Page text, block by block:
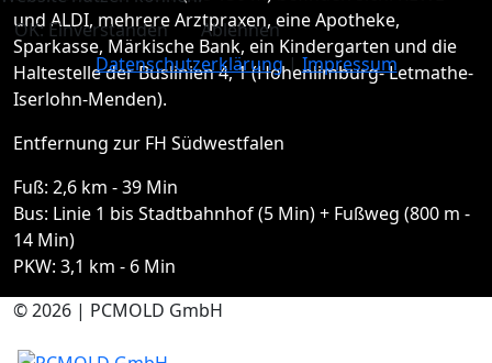
und ALDI, mehrere Arztpraxen, eine Apotheke,
Sparkasse, Märkische Bank, ein Kindergarten und die
Haltestelle der Buslinien 4, 1 (Hohenlimburg- Letmathe-
Iserlohn-Menden).
Entfernung zur FH Südwestfalen
Fuß: 2,6 km - 39 Min
Bus: Linie 1 bis Stadtbahnhof (5 Min) + Fußweg (800 m -
14 Min)
PKW: 3,1 km - 6 Min
© 2026 | PCMOLD GmbH
OK: Einverstanden
Ablehnen
Datenschutzerklärung|Impressum